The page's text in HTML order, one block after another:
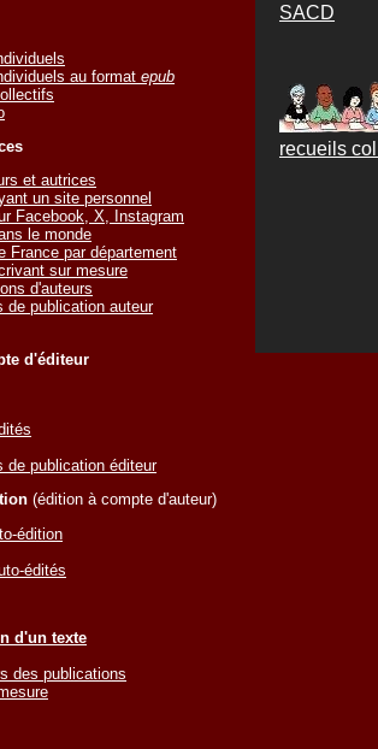
au format epub
et autrices
un site personnel
Facebook, X, Instagram
le monde
France par département
sur mesure
d'auteurs
de publication auteur
d'éditeur
de publication éditeur
(édition à compte d'auteur)
édition
édités
d'un texte
des publications
SACD
recueils